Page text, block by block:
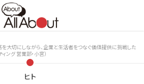
大切にしながら、企業と生活者をつなぐ価値提供に挑戦した
ング 営業部・小宮）
ヒト